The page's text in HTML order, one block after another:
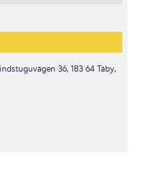
36, 183 64 Täby,